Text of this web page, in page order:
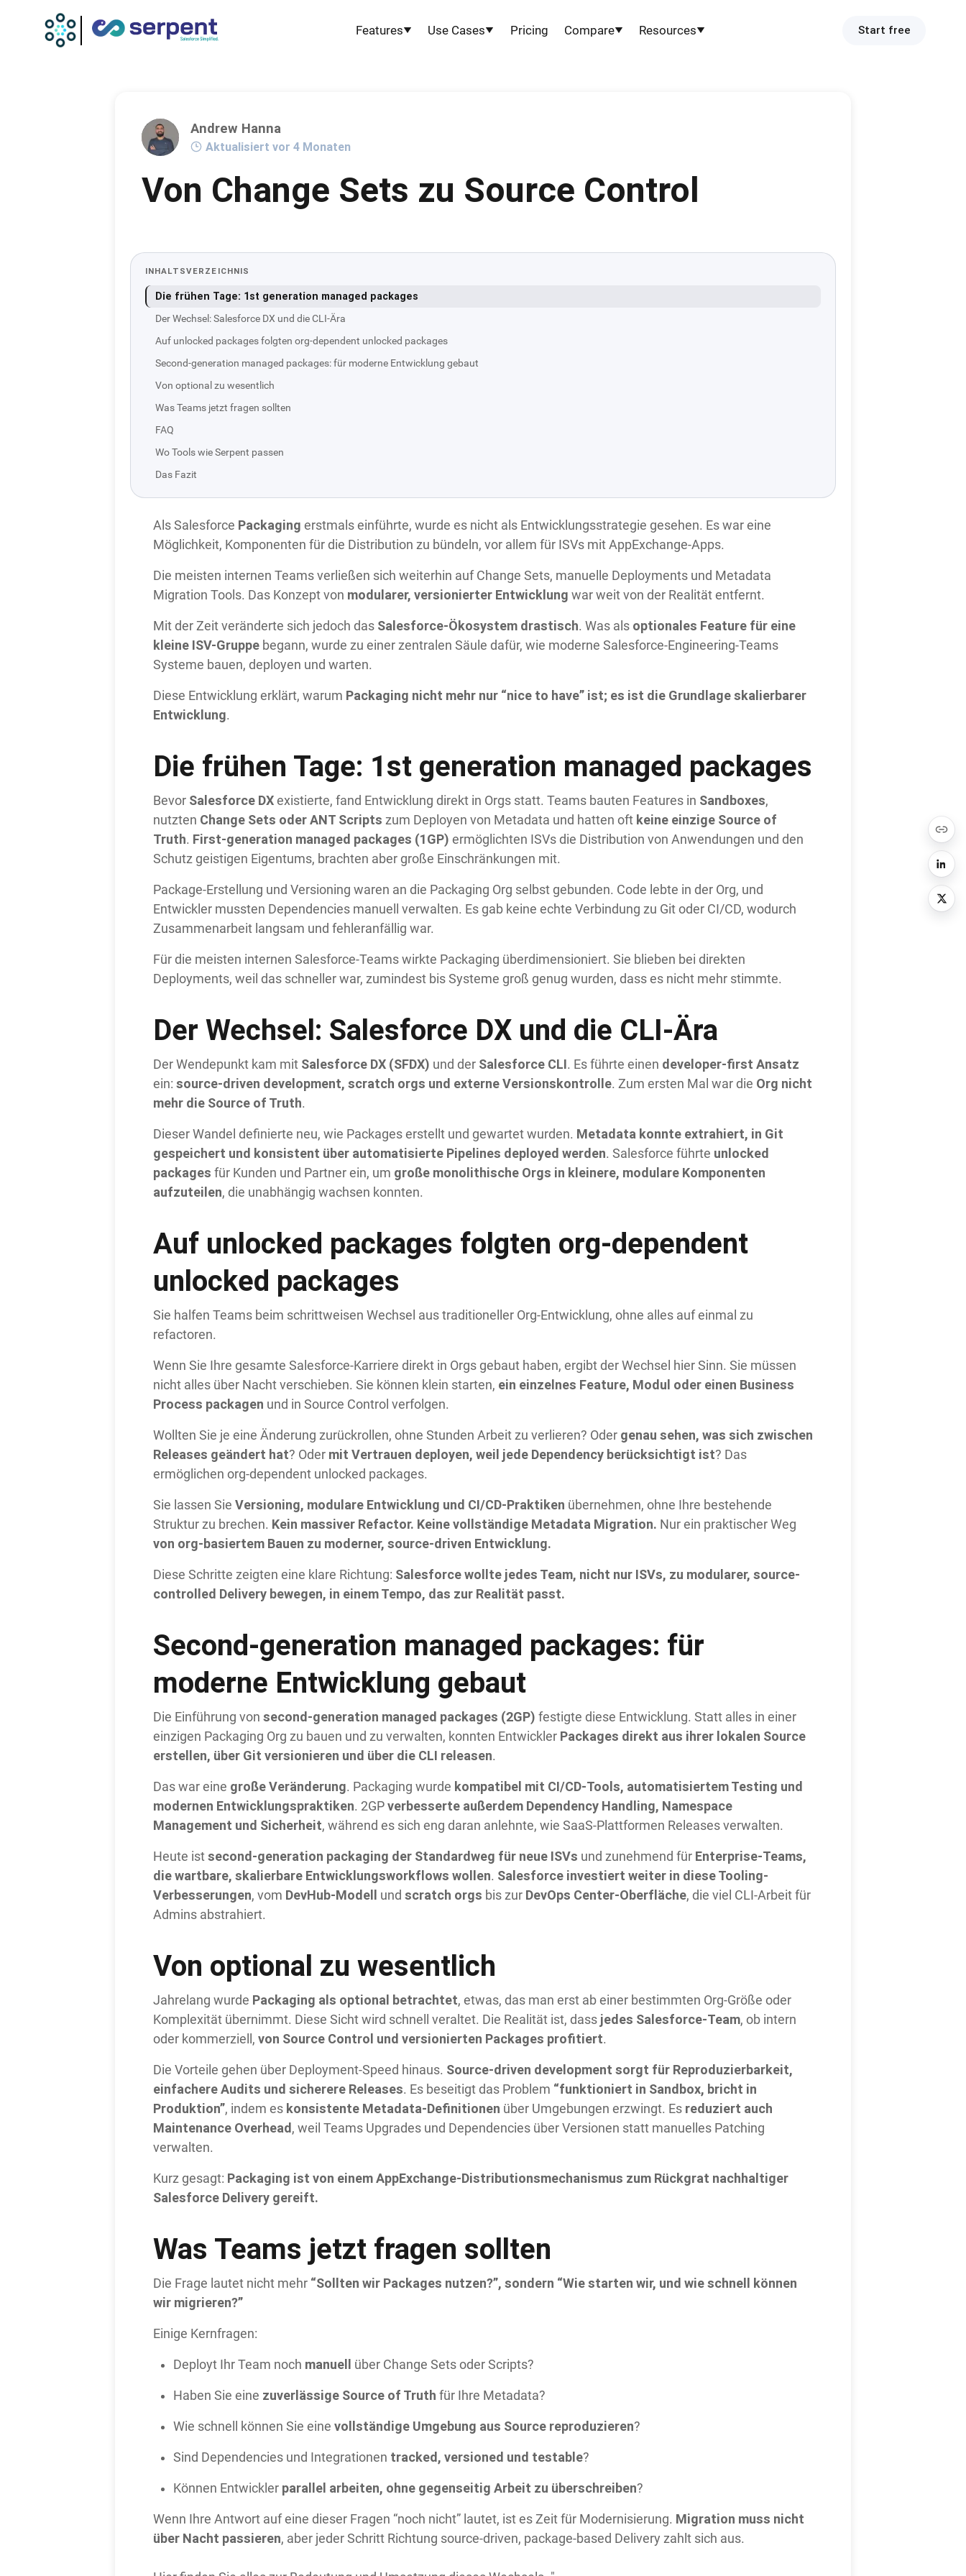
Features Use Cases Pricing Compare Resources Start free
Andrew Hanna
Aktualisiert vor 4 Monaten
Von Change Sets zu Source Control
INHALTSVERZEICHNIS
Die frühen Tage: 1st generation managed packages
Der Wechsel: Salesforce DX und die CLI-Ära
Auf unlocked packages folgten org-dependent unlocked packages
Second-generation managed packages: für moderne Entwicklung gebaut
Von optional zu wesentlich
Was Teams jetzt fragen sollten
FAQ
Wo Tools wie Serpent passen
Das Fazit
Als Salesforce Packaging erstmals einführte, wurde es nicht als Entwicklungsstrategie gesehen. Es war eine
Möglichkeit, Komponenten für die Distribution zu bündeln, vor allem für ISVs mit AppExchange-Apps.
Die meisten internen Teams verließen sich weiterhin auf Change Sets, manuelle Deployments und Metadata
Migration Tools. Das Konzept von modularer, versionierter Entwicklung war weit von der Realität entfernt.
Mit der Zeit veränderte sich jedoch das Salesforce-Ökosystem drastisch. Was als optionales Feature für eine
kleine ISV-Gruppebegann, wurde zu einer zentralen Säule dafür, wie moderne Salesforce-Engineering-Teams
Systeme bauen, deployen und warten.
Diese Entwicklung erklärt, warum Packaging nicht mehr nur “nice to have” ist; es ist die Grundlage skalierbarer
Entwicklung.
Die frühen Tage: 1st generation managed packages
Bevor Salesforce DXexistierte, fand Entwicklung direkt in Orgs statt. Teams bauten Features in Sandboxes,
nutzten Change Sets oder ANT Scripts zum Deployen von Metadata und hatten oft keine einzige Source of
Truth. First-generation managed packages (1GP) ermöglichten ISVs die Distribution von Anwendungen und den
Schutz geistigen Eigentums, brachten aber große Einschränkungen mit.
Package-Erstellung und Versioning waren an die Packaging Org selbst gebunden. Code lebte in der Org, und
Entwickler mussten Dependencies manuell verwalten. Es gab keine echte Verbindung zu Git oder CI/CD, wodurch
Zusammenarbeit langsam und fehleranfällig war.
Für die meisten internen Salesforce-Teams wirkte Packaging überdimensioniert. Sie blieben bei direkten
Deployments, weil das schneller war, zumindest bis Systeme groß genug wurden, dass es nicht mehr stimmte.
Der Wechsel: Salesforce DX und die CLI-Ära
Der Wendepunkt kam mit Salesforce DX (SFDX) und der Salesforce CLI. Es führte einen developer-first Ansatz
ein: source-driven development, scratch orgs und externe Versionskontrolle. Zum ersten Mal war die Org nicht
mehr die Source of Truth.
Dieser Wandel definierte neu, wie Packages erstellt und gewartet wurden. Metadata konnte extrahiert, in Git
gespeichert und konsistent über automatisierte Pipelines deployed werden. Salesforce führte unlocked
packages für Kunden und Partner ein, um große monolithische Orgs in kleinere, modulare Komponenten
aufzuteilen, die unabhängig wachsen konnten.
Auf unlocked packages folgten org-dependent
unlocked packages
Sie halfen Teams beim schrittweisen Wechsel aus traditioneller Org-Entwicklung, ohne alles auf einmal zu
refactoren.
Wenn Sie Ihre gesamte Salesforce-Karriere direkt in Orgs gebaut haben, ergibt der Wechsel hier Sinn. Sie müssen
nicht alles über Nacht verschieben. Sie können klein starten, ein einzelnes Feature, Modul oder einen Business
Process packagen und in Source Control verfolgen.
Wollten Sie je eine Änderung zurückrollen, ohne Stunden Arbeit zu verlieren? Oder genau sehen, was sich zwischen
Releases geändert hat? Oder mit Vertrauen deployen, weil jede Dependency berücksichtigt ist? Das
ermöglichen org-dependent unlocked packages.
Sie lassen Sie Versioning, modulare Entwicklung und CI/CD-Praktiken übernehmen, ohne Ihre bestehende
Struktur zu brechen. Kein massiver Refactor. Keine vollständige Metadata Migration. Nur ein praktischer Weg
von org-basiertem Bauen zu moderner, source-driven Entwicklung.
Diese Schritte zeigten eine klare Richtung: Salesforce wollte jedes Team, nicht nur ISVs, zu modularer, source-
controlled Delivery bewegen, in einem Tempo, das zur Realität passt.
Second-generation managed packages: für
moderne Entwicklung gebaut
Die Einführung von second-generation managed packages (2GP) festigte diese Entwicklung. Statt alles in einer
einzigen Packaging Org zu bauen und zu verwalten, konnten Entwickler Packages direkt aus ihrer lokalen Source
erstellen, über Git versionieren und über die CLI releasen.
Das war eine große Veränderung. Packaging wurde kompatibel mit CI/CD-Tools, automatisiertem Testing und
modernen Entwicklungspraktiken. 2GPverbesserte außerdem Dependency Handling, Namespace
Management und Sicherheit, während es sich eng daran anlehnte, wie SaaS-Plattformen Releases verwalten.
Heute istsecond-generation packaging der Standardweg für neue ISVs und zunehmend für Enterprise-Teams,
die wartbare, skalierbare Entwicklungsworkflows wollen. Salesforce investiert weiter in diese Tooling-
Verbesserungen, vom DevHub-Modell und scratch orgs bis zur DevOps Center-Oberfläche, die viel CLI-Arbeit für
Admins abstrahiert.
Von optional zu wesentlich
Jahrelang wurde Packaging als optional betrachtet, etwas, das man erst ab einer bestimmten Org-Größe oder
Komplexität übernimmt. Diese Sicht wird schnell veraltet. Die Realität ist, dass jedes Salesforce-Team, ob intern
oder kommerziell, von Source Control und versionierten Packages profitiert.
Die Vorteile gehen über Deployment-Speed hinaus. Source-driven development sorgt für Reproduzierbarkeit,
einfachere Audits und sicherere Releases. Es beseitigt das Problem “funktioniert in Sandbox, bricht in
Produktion”, indem es konsistente Metadata-Definitionen über Umgebungen erzwingt. Es reduziert auch
Maintenance Overhead, weil Teams Upgrades und Dependencies über Versionen statt manuelles Patching
verwalten.
Kurz gesagt: Packaging ist von einem AppExchange-Distributionsmechanismus zum Rückgrat nachhaltiger
Salesforce Delivery gereift.
Was Teams jetzt fragen sollten
Die Frage lautet nicht mehr “Sollten wir Packages nutzen?”, sondern “Wie starten wir, und wie schnell können
wir migrieren?”
Einige Kernfragen:
Deployt Ihr Team noch manuell über Change Sets oder Scripts?
Haben Sie eine zuverlässige Source of Truth für Ihre Metadata?
Wie schnell können Sie eine vollständige Umgebung aus Source reproduzieren?
Sind Dependencies und Integrationen tracked, versioned und testable?
Können Entwickler parallel arbeiten, ohne gegenseitig Arbeit zu überschreiben?
Wenn Ihre Antwort auf eine dieser Fragen “noch nicht” lautet, ist es Zeit für Modernisierung. Migration muss nicht
über Nacht passieren, aber jeder Schritt Richtung source-driven, package-based Delivery zahlt sich aus.